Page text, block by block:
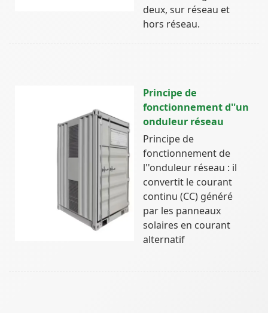
deux, sur réseau et
hors réseau.
Principe de
fonctionnement d''un
onduleur réseau
Principe de
fonctionnement de
l''onduleur réseau : il
convertit le courant
continu (CC) généré
par les panneaux
solaires en courant
alternatif